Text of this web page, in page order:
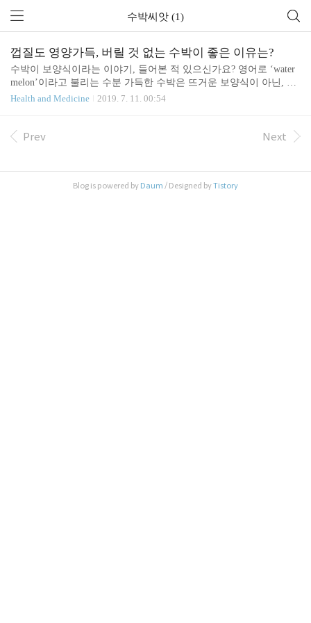
수박씨앗 (1)
껍질도 영양가득, 버릴 것 없는 수박이 좋은 이유는?
수박이 보양식이라는 이야기, 들어본 적 있으신가요? 영어로 ‘water
melon’이라고 불리는 수분 가득한 수박은 뜨거운 보양식이 아닌, 차
가운 보양식으로 여름철 많은 사랑을 받고 있습니다. 간혹 “차가운
까지 버릴 것 하나 없는 수박에 찬사를 보내게 될 것입니다. 90% 이
무기질은 피로회복에도 매우 효과적인데요, 수박의 효능에 대해 좀
Health and Medicine 2019. 7. 11. 00:54
Prev Next
Blog is powered by Daum / Designed byTistory